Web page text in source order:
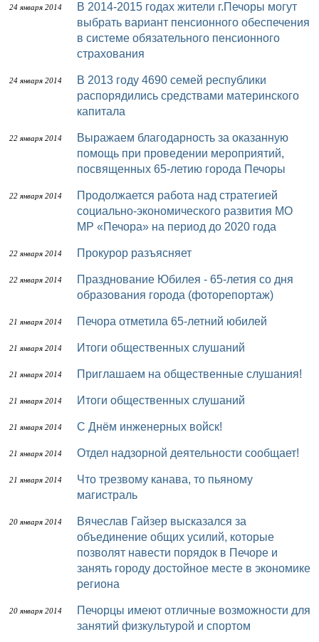
24 января 2014
В 2014-2015 годах жители г.Печоры могут
выбрать вариант пенсионного обеспечения
в системе обязательного пенсионного
страхования
24 января 2014
В 2013 году 4690 семей республики
распорядились средствами материнского
капитала
22 января 2014
Выражаем благодарность за оказанную
помощь при проведении мероприятий,
посвященных 65-летию города Печоры
22 января 2014
Продолжается работа над стратегией
социально-экономического развития МО
МР «Печора» на период до 2020 года
22 января 2014 Прокурор разъясняет
22 января 2014
Празднование Юбилея - 65-летия со дня
образования города (фоторепортаж)
21 января 2014 Печора отметила 65-летний юбилей
21 января 2014 Итоги общественных слушаний
21 января 2014 Приглашаем на общественные слушания!
21 января 2014 Итоги общественных слушаний
21 января 2014 С Днём инженерных войск!
21 января 2014 Отдел надзорной деятельности сообщает!
21 января 2014
Что трезвому канава, то пьяному
магистраль
20 января 2014
Вячеслав Гайзер высказался за
объединение общих усилий, которые
позволят навести порядок в Печоре и
занять городу достойное месте в экономике
региона
20 января 2014
Печорцы имеют отличные возможности для
занятий физкультурой и спортом